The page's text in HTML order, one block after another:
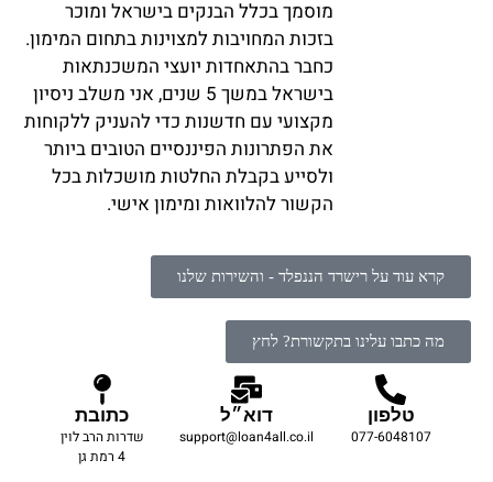
מוסמך בכלל הבנקים בישראל ומוכר
בזכות המחויבות למצוינות בתחום המימון.
כחבר בהתאחדות יועצי המשכנתאות
בישראל במשך 5 שנים, אני משלב ניסיון
מקצועי עם חדשנות כדי להעניק ללקוחות
את הפתרונות הפיננסיים הטובים ביותר
ולסייע בקבלת החלטות מושכלות בכל
הקשור להלוואות ומימון אישי.
קרא עוד על רישרד הננפלד - והשירות שלנו
מה כתבו עלינו בתקשורת? לחץ
טלפון
077-6048107
דוא״ל
support@loan4all.co.il
כתובת
שדרות הרב לוין
4 רמת גן